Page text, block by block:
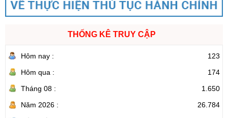
THỐNG KÊ TRUY CẬP
Hôm nay :
123
Hôm qua :
174
Tháng 08 :
1.650
Năm 2026 :
26.784